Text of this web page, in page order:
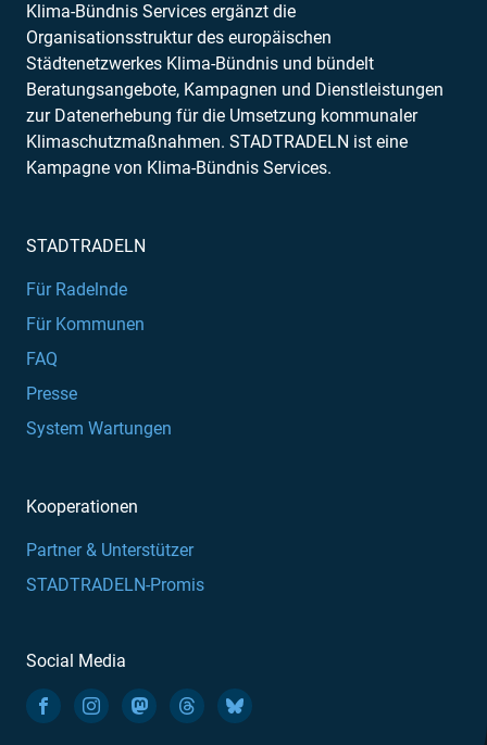
Klima-Bündnis Services ergänzt die
Organisationsstruktur des europäischen
Städtenetzwerkes Klima-Bündnis und bündelt
Beratungsangebote, Kampagnen und Dienstleistungen
zur Datenerhebung für die Umsetzung kommunaler
Klimaschutzmaßnahmen. STADTRADELN ist eine
Kampagne von Klima-Bündnis Services.
STADTRADELN
Für Radelnde
Für Kommunen
FAQ
Presse
System Wartungen
Kooperationen
Partner & Unterstützer
STADTRADELN-Promis
Social Media